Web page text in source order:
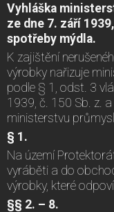
Vyhláška
ze dne 7. září
spotřeby mýdla.
K zajištění
výrobky nařizuje
podle § 1, odst. 3
1939, č. 150 Sb. z.
ministerstvu
§ 1.
Na území
vyráběti a do
výrobky, které
§§ 2. – 8.